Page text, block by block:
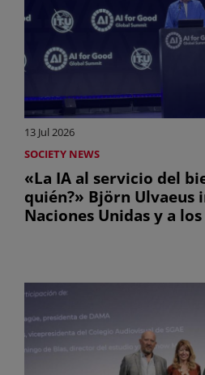
13 Jul 2026
SOCIETY NEWS
«La IA al servicio del
quién?» Björn Ulvaeus
Naciones Unidas y a
ingresos de la IA.